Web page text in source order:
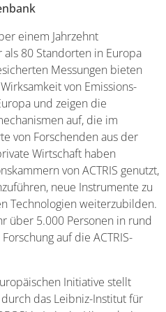
einem Jahrzehnt
80 Standorten in Europa
Messungen bieten
von Emissions-
und zeigen die
auf, die im
von Forschenden aus der
Wirtschaft haben
von ACTRIS genutzt,
neue Instrumente zu
Technologien weiterzubilden.
über 5.000 Personen in rund
auf die ACTRIS-
Initiative stellt
das Leibniz-Institut für